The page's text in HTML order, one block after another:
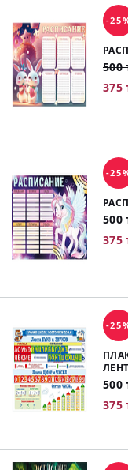
-
500
375
-
500
375
-
500
375